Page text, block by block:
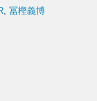
冨樫義博